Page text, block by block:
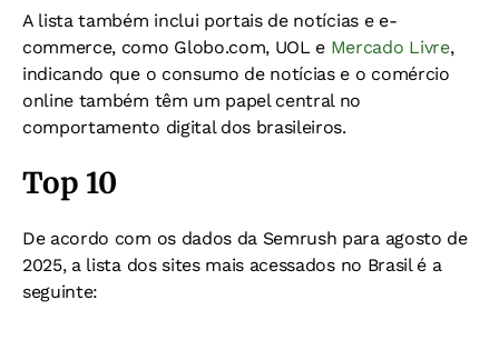
A lista também inclui portais de notícias e e-
commerce, como Globo.com, UOL e Mercado Livre,
indicando que o consumo de notícias e o comércio
online também têm um papel central no
comportamento digital dos brasileiros.
Top 10
De acordo com os dados da Semrush para agosto de
2025, a lista dos sites mais acessados no Brasil é a
seguinte: